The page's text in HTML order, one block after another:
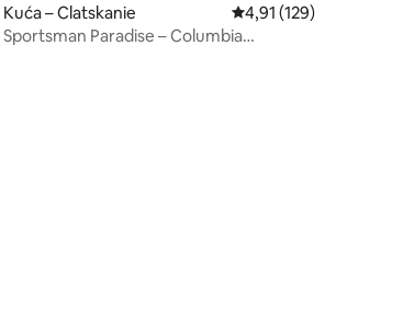
4,98/5, recenzija: 53
Kuća – Clatskanie Prosječna ocjena:
4,91 (129)
Sportsman Paradise – Columbia